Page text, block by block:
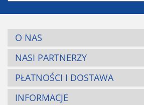
O NAS
NASI PARTNERZY
PŁATNOŚCI I DOSTAWA
INFORMACJE